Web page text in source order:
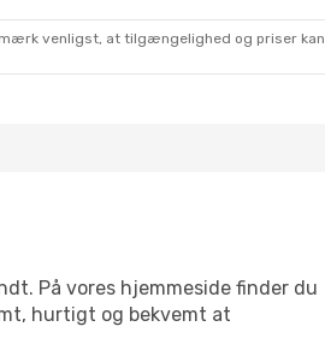
venligst, at tilgængelighed og priser kan
På vores hjemmeside finder du
hurtigt og bekvemt at